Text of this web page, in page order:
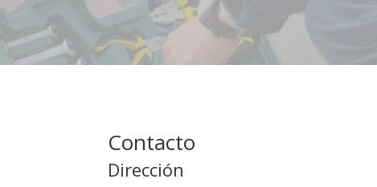
Contacto
Dirección